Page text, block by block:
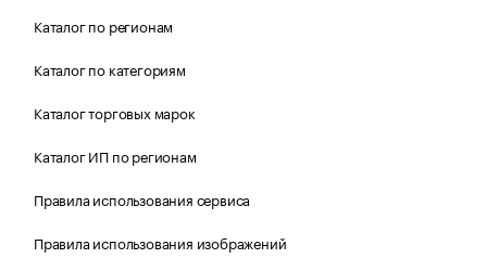
Каталог по регионам
Каталог по категориям
Каталог торговых марок
Каталог ИП по регионам
Правила использования сервиса
Правила использования изображений